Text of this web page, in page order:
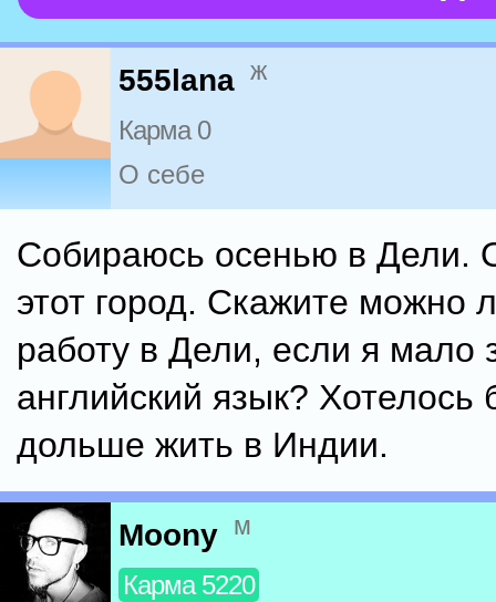
555lana ж
Карма 0
О себе
Собираюсь осенью в Дели.
этот город. Скажите можно
работу в Дели, если я мало
английский язык?
дольше жить в Индии.
Moony м
Карма 5220